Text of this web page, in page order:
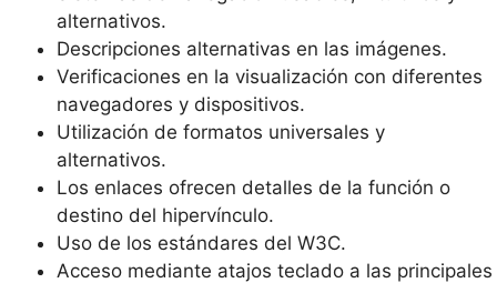
alternativos.
Descripciones alternativas en las imágenes.
Verificaciones en la visualización con diferentes
navegadores y dispositivos.
Utilización de formatos universales y
alternativos.
Los enlaces ofrecen detalles de la función o
destino del hipervínculo.
Uso de los estándares del W3C.
Acceso mediante atajos teclado a las principales